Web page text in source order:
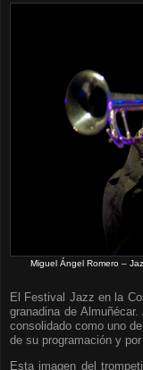
Miguel Ángel Romero –
El Festival Jazz en la
granadina de
consolidado como uno
de su programación y
Esta imagen del